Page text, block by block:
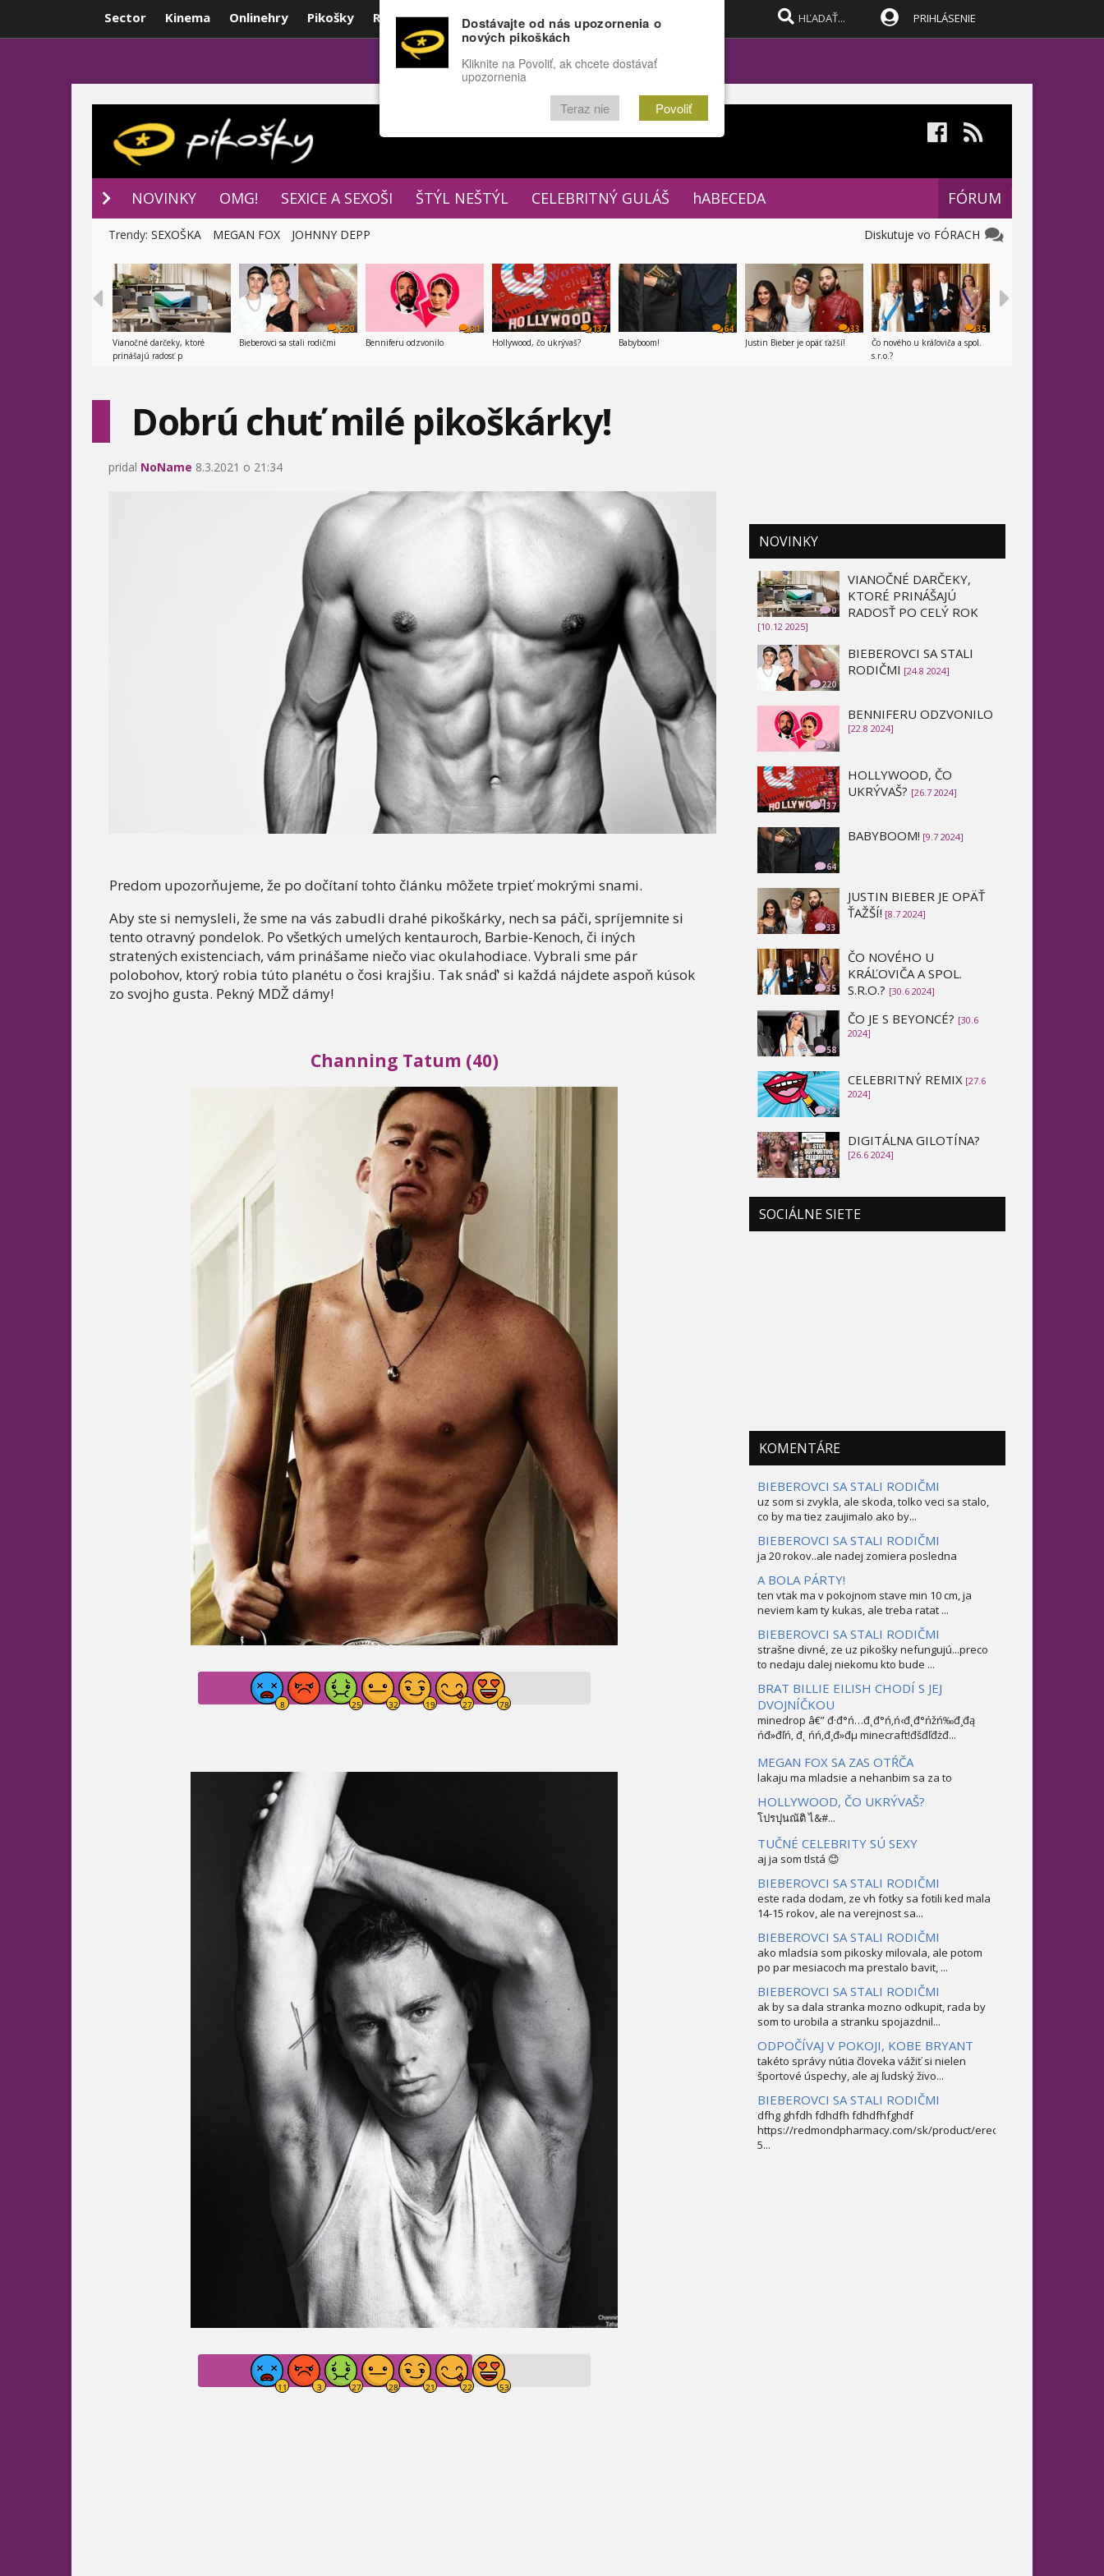
Sector Kinema Onlinehry Pikošky Rozprávky Funny Docu
POPULÁRNE FÓRUM
PRIHLÁSENIE
NOVINKY OMG! SEXICE A SEXOŠI ŠTÝL NEŠTÝL CELEBRITNÝ GULÁŠ hABECEDA FÓRUM
Diskutuje vo FÓRACH
Trendy: SEXOŠKA MEGAN FOX JOHNNY DEPP
Vianočné darčeky, ktoré
prinášajú radosť p
220
Bieberovci sa stali rodičmi
31
Benniferu odzvonilo
137
Hollywood, čo ukrývaš?
64
Babyboom!
33
Justin Bieber je opäť ťažší!
35
Čo nového u kráľoviča a spol.
s.r.o.?
Dobrú chuť milé pikoškárky!
pridal NoName 8.3.2021 o 21:34
Predom upozorňujeme, že po dočítaní tohto článku môžete trpieť mokrými snami.
Aby ste si nemysleli, že sme na vás zabudli drahé pikoškárky, nech sa páči, spríjemnite si
tento otravný pondelok. Po všetkých umelých kentauroch, Barbie-Kenoch, či iných
stratených existenciach, vám prinášame niečo viac okulahodiace. Vybrali sme pár
polobohov, ktorý robia túto planétu o čosi krajšiu. Tak snáď' si každá nájdete aspoň kúsok
zo svojho gusta. Pekný MDŽ dámy!
Channing Tatum (40)
NOVINKY
0
VIANOČNÉ DARČEKY,
KTORÉ PRINÁŠAJÚ
RADOSŤ PO CELÝ ROK
[10.12 2025]
220
BIEBEROVCI SA STALI
RODIČMI [24.8 2024]
31
BENNIFERU ODZVONILO
[22.8 2024]
137
HOLLYWOOD, ČO
UKRÝVAŠ? [26.7 2024]
64
BABYBOOM! [9.7 2024]
33
JUSTIN BIEBER JE OPÄŤ
ŤAŽŠÍ! [8.7 2024]
35
ČO NOVÉHO U
KRÁĽOVIČA A SPOL.
S.R.O.? [30.6 2024]
58
ČO JE S BEYONCÉ? [30.6
2024]
32
CELEBRITNÝ REMIX [27.6
2024]
39
DIGITÁLNA GILOTÍNA?
[26.6 2024]
SOCIÁLNE SIETE
KOMENTÁRE
BIEBEROVCI SA STALI RODIČMI
uz som si zvykla, ale skoda, tolko veci sa stalo,
co by ma tiez zaujimalo ako by...
BIEBEROVCI SA STALI RODIČMI
ja 20 rokov..ale nadej zomiera posledna
A BOLA PÁRTY!
ten vtak ma v pokojnom stave min 10 cm, ja
neviem kam ty kukas, ale treba ratat ...
BIEBEROVCI SA STALI RODIČMI
strašne divné, ze uz pikošky nefungujú...preco
to nedaju dalej niekomu kto bude ...
BRAT BILLIE EILISH CHODÍ S JEJ
DVOJNÍČKOU
minedrop â€” đ·đ°ń…đ˛đ°ń‚ń‹đ˛đ°ńžń‰đ¸đą
ńđ»đľń‚ đ˛ ńń‚đ¸đ»đµ minecraft!đšđľđżđ...
MEGAN FOX SA ZAS OTŔČA
lakaju ma mladsie a nehanbim sa za to
HOLLYWOOD, ČO UKRÝVAŠ?
โปรปุนณัติ ไ&#...
TUČNÉ CELEBRITY SÚ SEXY
aj ja som tlstá 😊
BIEBEROVCI SA STALI RODIČMI
este rada dodam, ze vh fotky sa fotili ked mala
14-15 rokov, ale na verejnost sa...
BIEBEROVCI SA STALI RODIČMI
ako mladsia som pikosky milovala, ale potom
po par mesiacoch ma prestalo bavit, ...
BIEBEROVCI SA STALI RODIČMI
ak by sa dala stranka mozno odkupit, rada by
som to urobila a stranku spojazdnil...
ODPOČÍVAJ V POKOJI, KOBE BRYANT
takéto správy nútia človeka vážiť si nielen
športové úspechy, ale aj ľudský živo...
BIEBEROVCI SA STALI RODIČMI
dfhg ghfdh fdhdfh fdhdfhfghdf
https://redmondpharmacy.com/sk/product/erectofil-
5...
Dostávajte od nás upozornenia o
nových pikoškách
Kliknite na Povoliť, ak chcete dostávať
upozornenia
Teraz nie Povoliť